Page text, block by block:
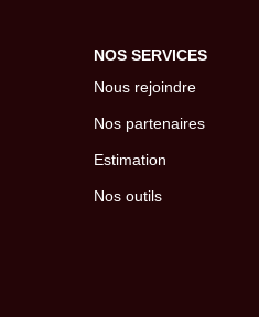
NOS SERVICES
Nous rejoindre
Nos partenaires
Estimation
Nos outils